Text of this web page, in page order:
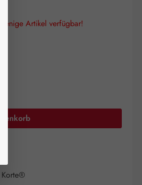
Artikel verfügbar!
Korte®